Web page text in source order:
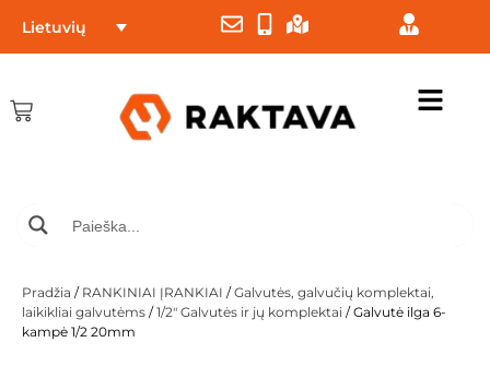
Lietuvių
Pradžia / RANKINIAI ĮRANKIAI /Galvutės, galvučių komplektai,
laikikliai galvutėms /1/2" Galvutės ir jų komplektai / Galvutė ilga 6-
kampė 1/2 20mm